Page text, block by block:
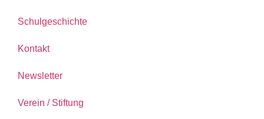
Schulgeschichte
Kontakt
Newsletter
Verein / Stiftung